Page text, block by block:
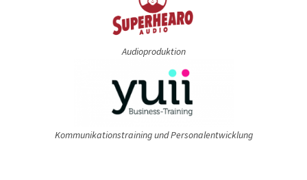
Audioproduktion
Kommunikationstraining und Personalentwicklung